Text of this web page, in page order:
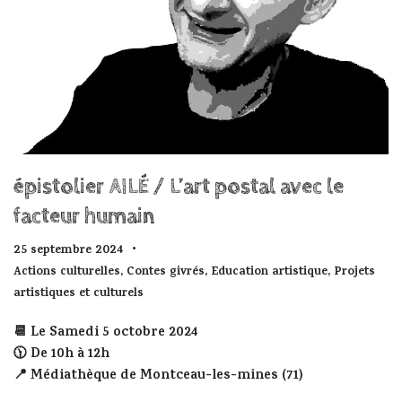
épistolier AILÉ / L’art postal avec le
facteur humain
25 septembre 2024
Actions culturelles, Contes givrés, Education artistique, Projets
artistiques et culturels
📆 Le Samedi 5 octobre 2024
🕦 De 10h à 12h
📍 Médiathèque de Montceau-les-mines (71)